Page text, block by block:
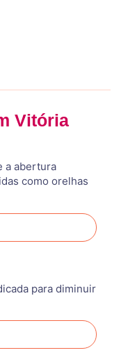
Vitória
a abertura
como orelhas
para diminuir